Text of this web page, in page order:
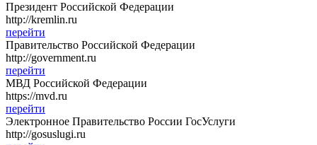
Президент Российской Федерации
http://kremlin.ru
перейти
Правительство Российской Федерации
http://government.ru
перейти
МВД Российской Федерации
https://mvd.ru
перейти
Электронное Правительство России ГосУслуги
http://gosuslugi.ru